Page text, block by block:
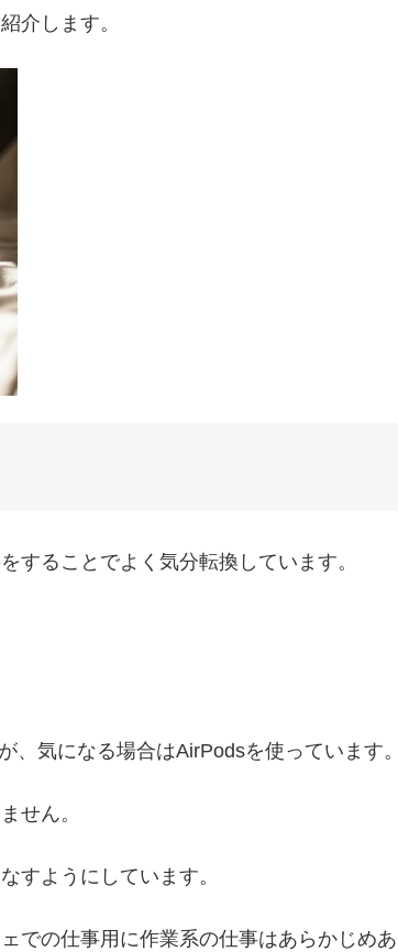
介します。
することでよく気分転換しています。
気になる場合はAirPodsを使っています。
せん。
すようにしています。
での仕事用に作業系の仕事はあらかじめあ